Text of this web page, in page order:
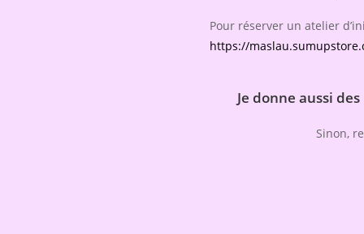
Pour réserver un atelier
https://
Je donne aussi
Sinon,